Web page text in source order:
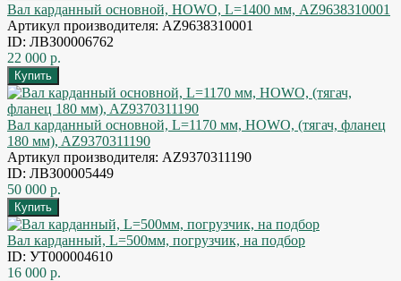
Вал карданный основной, HOWO, L=1400 мм, AZ9638310001
Артикул производителя: AZ9638310001
ID: ЛВЗ00006762
22 000 р.
Вал карданный основной, L=1170 мм, HOWO, (тягач, фланец
180 мм), AZ9370311190
Артикул производителя: AZ9370311190
ID: ЛВЗ00005449
50 000 р.
Вал карданный, L=500мм, погрузчик, на подбор
ID: УТ000004610
16 000 р.